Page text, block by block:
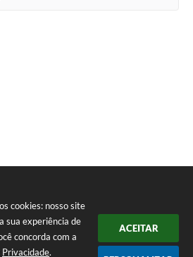
cookies: nosso site
sua experiência de
concorda com a
Privacidade.
ACEITAR